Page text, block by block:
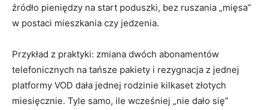
źródło pieniędzy na start poduszki, bez ruszania „mięsa”
w postaci mieszkania czy jedzenia.
Przykład z praktyki: zmiana dwóch abonamentów
telefonicznych na tańsze pakiety i rezygnacja z jednej
platformy VOD dała jednej rodzinie kilkaset złotych
miesięcznie. Tyle samo, ile wcześniej „nie dało się”